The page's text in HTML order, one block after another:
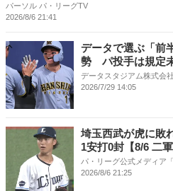
パーソル パ・リーグTV
2026/8/6 21:41
データで選ぶ「前
勢 パ投手は規定
データスタジアム株式会社
2026/7/29 14:05
埼玉西武が虎に敗
1安打0封【8/6 二軍
パ・リーグ公式メディア
2026/8/6 21:25